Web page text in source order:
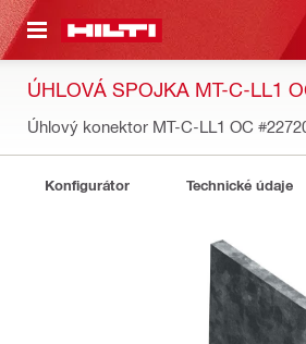
HLAVNÍ OBSAH
ÚHLOVÁ SPOJKA MT-C-LL1
Úhlový konektor MT-C-LL1 OC
Konfigurátor Technické údaje